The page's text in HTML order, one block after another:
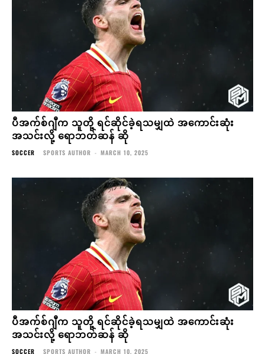
ပီအက်စ်ဂျီက သူတို့ ရင်ဆိုင်ခဲ့ရသမျှထဲ အကောင်းဆုံး
အသင်းလို့ ရောဘတ်ဆန် ဆို
SOCCER SPORTS AUTHOR - MARCH 10, 2025
ပီအက်စ်ဂျီက သူတို့ ရင်ဆိုင်ခဲ့ရသမျှထဲ အကောင်းဆုံး
အသင်းလို့ ရောဘတ်ဆန် ဆို
SOCCER SPORTS AUTHOR - MARCH 10, 2025